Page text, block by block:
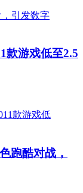
款游戏低至2.5
跑酷对战，